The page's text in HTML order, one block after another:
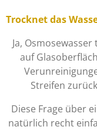
Trocknet das
Ja,
auf
Streifen
Diese Frage über
natürlich recht